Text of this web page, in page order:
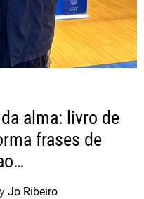
alma: livro de
frases de
Jo Ribeiro